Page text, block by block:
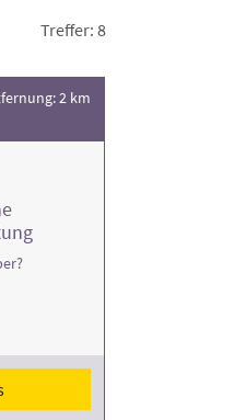
Treffer: 8
2 km